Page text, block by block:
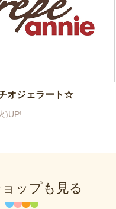
オジェラート☆
)UP!
ップも見る